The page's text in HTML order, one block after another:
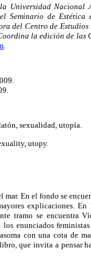
Universidad Nacional
Seminario de Estética
del Centro de
la edición de las
sexualidad, utopía.
utopy.
En el fondo se
explicaciones.
tramo se encuentra
enunciados
con una cota de
que invita a pensar